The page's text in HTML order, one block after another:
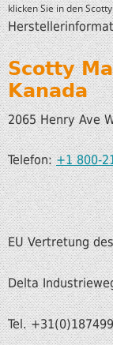
klicken Sie in den
Scotty
Kanada
2065 Henry Ave
Telefon:+1 800-
EU Vertretung
Delta
Tel.